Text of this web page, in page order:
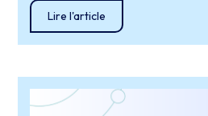
Lire l'article